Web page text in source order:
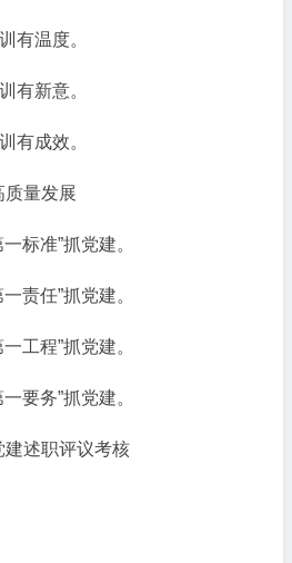
有温度。
有新意。
有成效。
质量发展
标准”抓党建。
责任”抓党建。
工程”抓党建。
要务”抓党建。
建述职评议考核